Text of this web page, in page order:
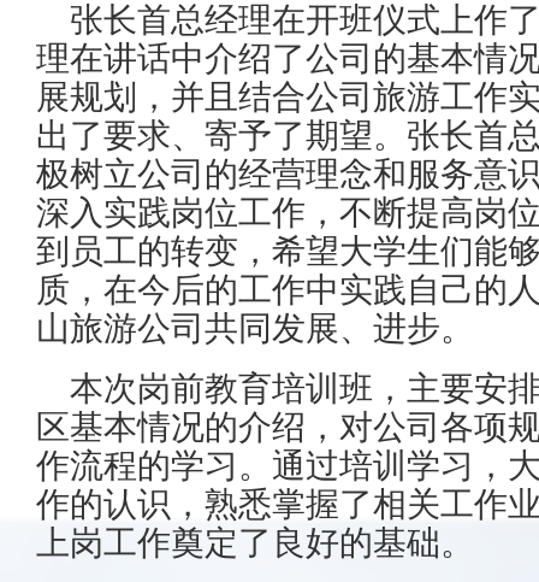
张长首总经理在开班仪式上作
理在讲话中介绍了公司的基本情
展规划，并且结合公司旅游工作
出了要求、寄予了期望。 张长首
极树立公司的经营理念和服务意
深入实践岗位工作，不断提高岗
到员工的转变，希望大学生们能
质，在今后的工作中实践自己的
山旅游公司共同发展、 进步。
本次岗前教育培训班，主要安
区基本情况的介绍，对公司各项
作流程的学习。通过培训学习，
作的认识，熟悉掌握了相关工作
上岗工作奠定了良好的基础。